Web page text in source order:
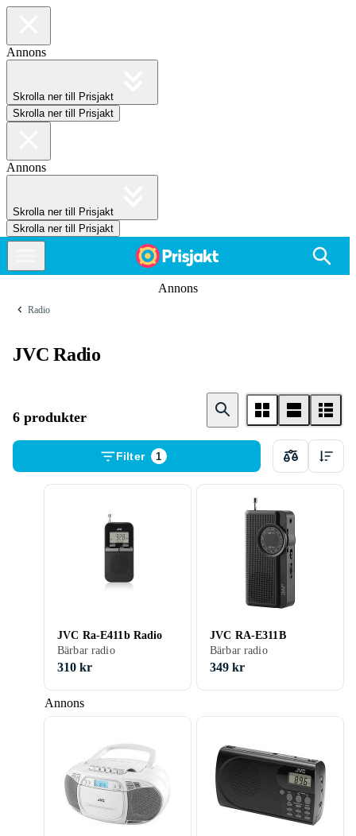
Annons
Skrolla ner till Prisjakt
Skrolla ner till Prisjakt
Annons
Skrolla ner till Prisjakt
Skrolla ner till Prisjakt
Annons
Radio
JVC Radio
6 produkter
Filter 1
Annons
JVC Ra-E411b Radio
Bärbar radio
310 kr
JVC RA-E311B
Bärbar radio
349 kr